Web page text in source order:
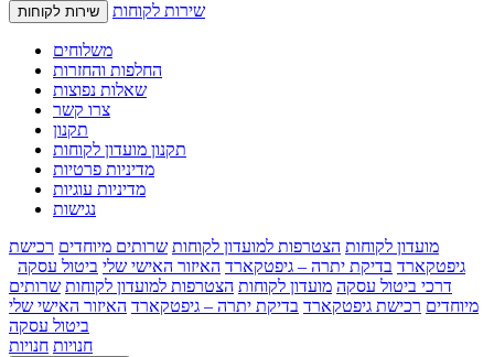
שירות לקוחות שירות לקוחות
משלוחים
החלפות והחזרות
שאלות נפוצות
צרו קשר
תקנון
תקנון מועדון לקוחות
מדיניות פרטיות
מדיניות עוגיות
נגישות
מועדון לקוחות הצטרפות למועדון לקוחות שרותים מיוחדים רכישת
גיפטקארד בדיקת יתרה – גיפטקארד האיזור האישי שלי ביטול עסקה
דרכי ביטול עסקה מועדון לקוחות הצטרפות למועדון לקוחות שרותים
מיוחדים רכישת גיפטקארד בדיקת יתרה – גיפטקארד האיזור האישי שלי
ביטול עסקה
חנויות חנויות